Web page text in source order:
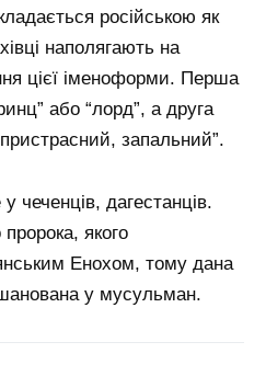
російською як
наполягають на
цієї іменоформи. Перша
або “лорд”, а друга
запальний”.
чеченців, дагестанців.
пророка, якого
Енохом, тому дана
у мусульман.